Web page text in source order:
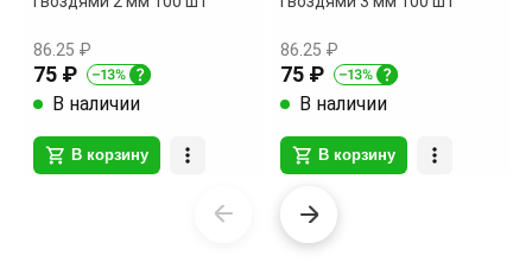
86.25 ₽
75 ₽
В наличии
В корзину
86.25 ₽
75 ₽
В наличии
В корзину